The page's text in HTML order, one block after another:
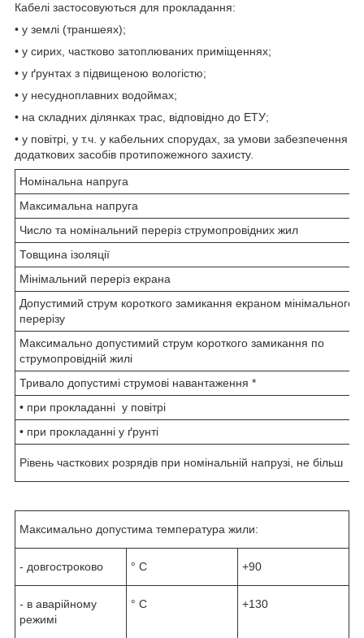
Кабелі застосовуються для прокладання:
• у землі (траншеях);
• у сирих, частково затоплюваних приміщеннях;
• у ґрунтах з підвищеною вологістю;
• у несудноплавних водоймах;
• на складних ділянках трас, відповідно до ЕТУ;
• у повітрі, у т.ч. у кабельних спорудах, за умови забезпечення
додаткових засобів протипожежного захисту.
Номінальна напруга
Максимальна напруга
Число та номінальний переріз струмопровідних жил
Товщина ізоляції
Мінімальний переріз екрана
Допустимий струм короткого замикання екраном мінімального
перерізу
Максимально допустимий струм короткого замикання по
струмопровідній жилі
Тривало допустимі струмові навантаження *
• при прокладанні у повітрі
• при прокладанні у ґрунті
Рівень часткових розрядів при номінальній напрузі, не більш
Максимально допустима температура жили:
- довгостроково ° С +90
- в аварійному
режимі
° С +130